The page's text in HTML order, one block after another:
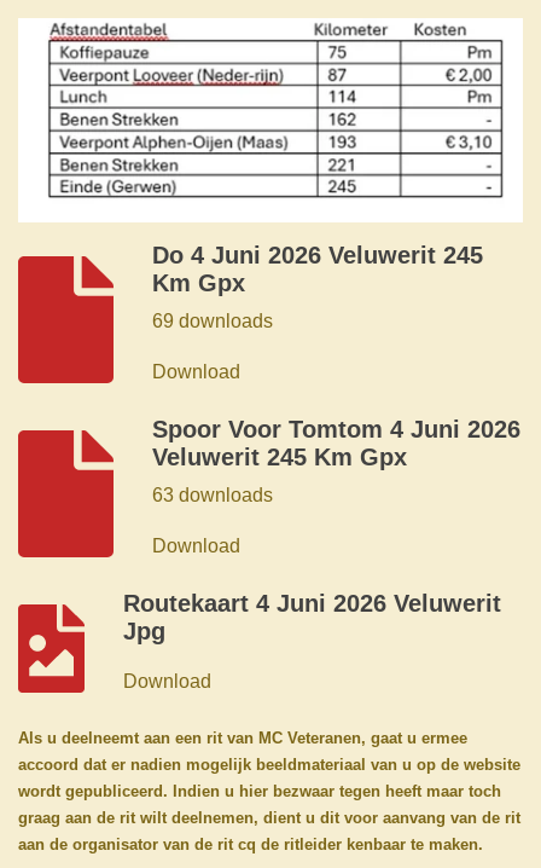
Do 4 Juni 2026 Veluwerit 245
Km Gpx
69 downloads
Download
Spoor Voor Tomtom 4 Juni 2026
Veluwerit 245 Km Gpx
63 downloads
Download
Routekaart 4 Juni 2026 Veluwerit
Jpg
Download
Als u deelneemt aan een rit van MC Veteranen, gaat u ermee
accoord dat er nadien mogelijk beeldmateriaal van u op de website
wordt gepubliceerd. Indien u hier bezwaar tegen heeft maar toch
graag aan de rit wilt deelnemen, dient u dit voor aanvang van de rit
aan de organisator van de rit cq de ritleider kenbaar te maken.